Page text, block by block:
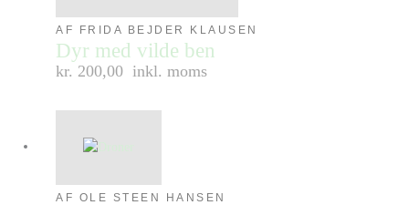
AF FRIDA BEJDER KLAUSEN
Dyr med vilde ben
kr. 200,00 inkl. moms
AF OLE STEEN HANSEN